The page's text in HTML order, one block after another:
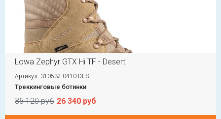
Lowa Zephyr GTX Hi TF - Desert
Артикул: 310532-0410-DES
Треккинговые ботинки
35 120 руб 26 340 руб